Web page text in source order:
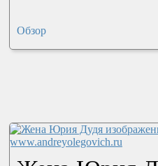
Обзор